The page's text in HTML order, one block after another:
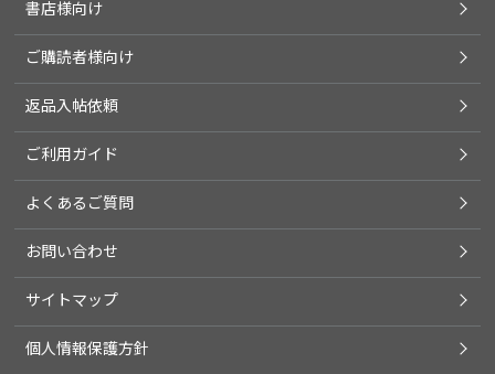
書店様向け
ご購読者様向け
返品入帖依頼
ご利用ガイド
よくあるご質問
お問い合わせ
サイトマップ
個人情報保護方針